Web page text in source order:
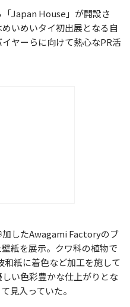
Japan House」が開設さ
いめいタイ初出展となる自
ヤーらに向けて熱心なPR活
したAwagami Factoryのブ
紙を展示。クワ科の植物で
和紙に着色など加工を施して
い色彩豊かな仕上がりとな
見入っていた。